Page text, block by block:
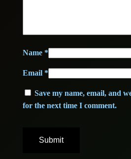
Name*
Email*
Save my name, email, and
for the next time I comment.